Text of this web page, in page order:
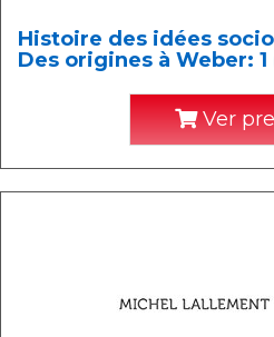
Histoire des idées
Des origines à Weber: 1
Ver